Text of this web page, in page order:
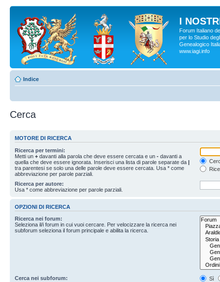
I
Forum Italiano
per lo Studio
Genealogico
www.iagi.info
Indice
Cerca
MOTORE DI RICERCA
Ricerca per termini:
Metti un + davanti alla parola che deve essere cercata e un - davanti a
quella che deve essere ignorata. Inserisci una lista di parole separate da |
tra parentesi se solo una delle parole deve essere cercata. Usa * come
abbreviazione per parole parziali.
Ricerca per autore:
Usa * come abbreviazione per parole parziali.
OPZIONI DI RICERCA
Ricerca nei forum:
Seleziona il/i forum in cui vuoi cercare. Per velocizzare la ricerca nei
subforum seleziona il forum principale e abilita la ricerca.
Cerca nei subforum:
Sì